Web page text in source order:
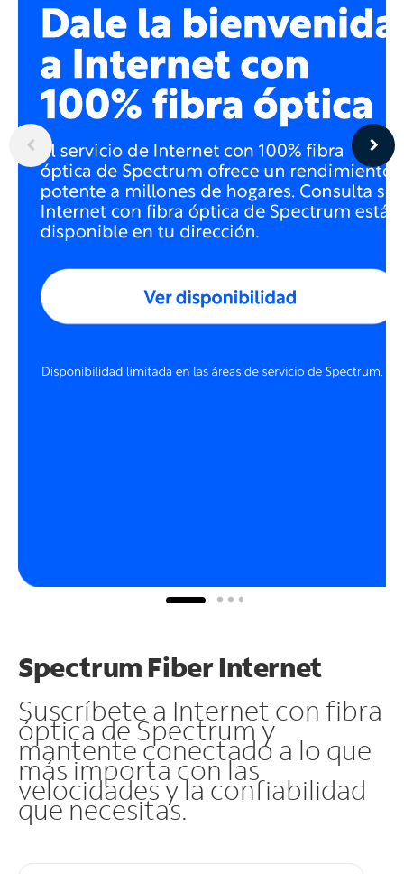
Spectrum Fiber Internet
Suscríbete a Internet con fibra
óptica de Spectrum y
mantente conectado a lo que
más importa con las
velocidades y la confiabilidad
que necesitas.